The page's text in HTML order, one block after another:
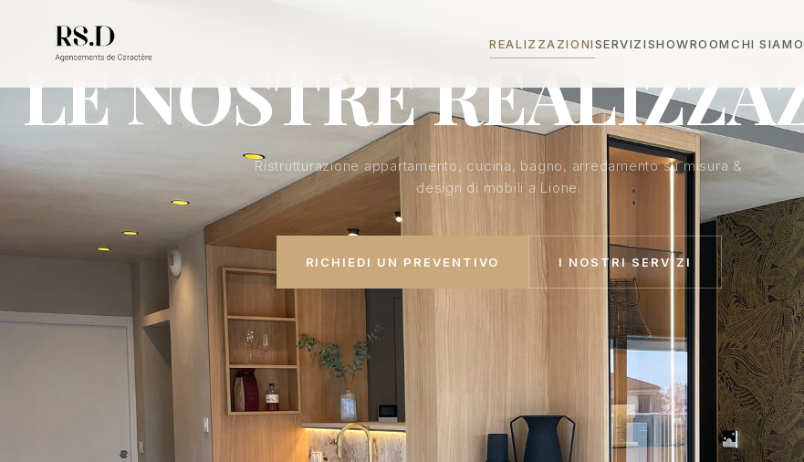
REALIZZAZIONISERVIZISHOWROOMCHI SIAMO
LE NOSTRE
Ristrutturazione appartamento, cucina, bagno, arredamento su misura &
design di mobili a Lione.
RICHIEDI UN PREVENTIVO I NOSTRI SERVIZI